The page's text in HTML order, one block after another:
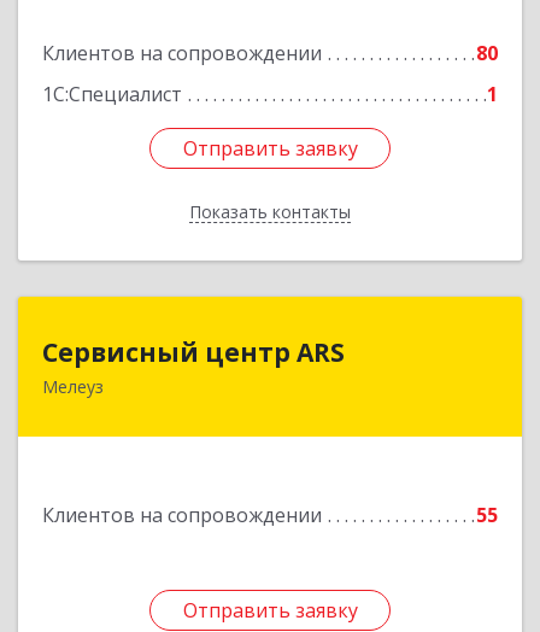
Клиентов на сопровождении
80
1С:Специалист
1
Отправить заявку
Показать контакты
Отправить заявку
Назад
Сервисный центр ARS
Мелеуз
Клиентов на сопровождении 55
Отправить заявку
Отправить заявку